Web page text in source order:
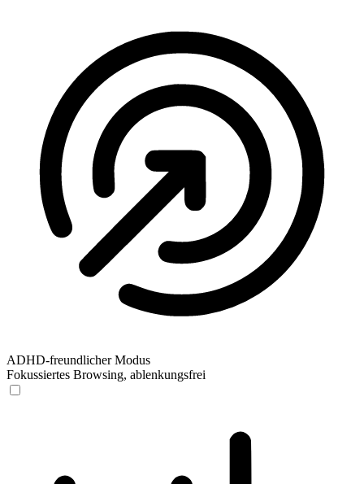
ADHD-freundlicher Modus
Fokussiertes Browsing, ablenkungsfrei